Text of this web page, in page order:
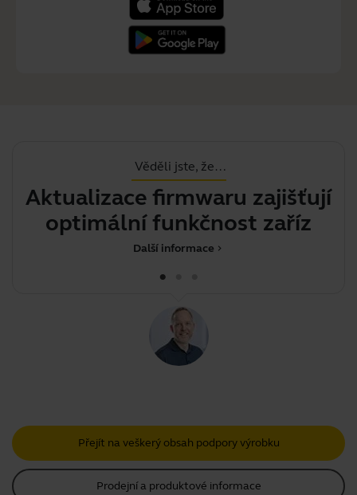
Věděli jste, že…
Aktualizace firmwaru zajišťují
optimální funkčnost zařízení
chevron_right
Další informace
Přejít na veškerý obsah podpory výrobku
Prodejní a produktové informace